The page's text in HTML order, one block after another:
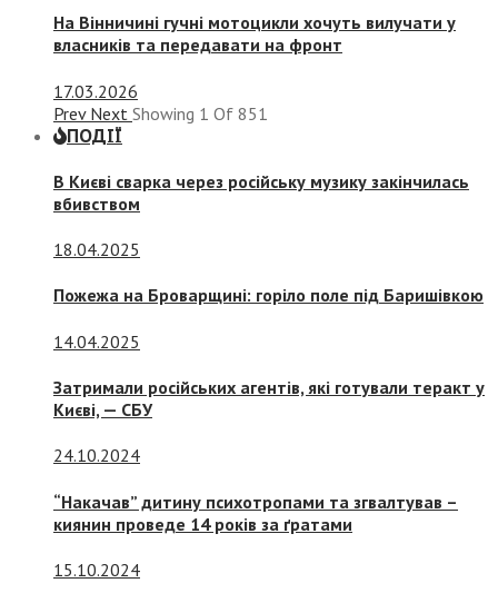
На Вінничині гучні мотоцикли хочуть вилучати у
власників та передавати на фронт
17.03.2026
Prev Next Showing 1 Of 851
ПОДІЇ
В Києві сварка через російську музику закінчилась
вбивством
18.04.2025
Пожежа на Броварщині: горіло поле під Баришівкою
14.04.2025
Затримали російських агентів, які готували теракт у
Києві, — СБУ
24.10.2024
“Накачав” дитину психотропами та згвалтував –
киянин проведе 14 років за ґратами
15.10.2024